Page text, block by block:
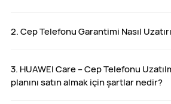
2. Cep Telefonu Garantimi Nasıl
3. HUAWEI Care – Cep Telefonu
planını satın almak için şartlar nedir?